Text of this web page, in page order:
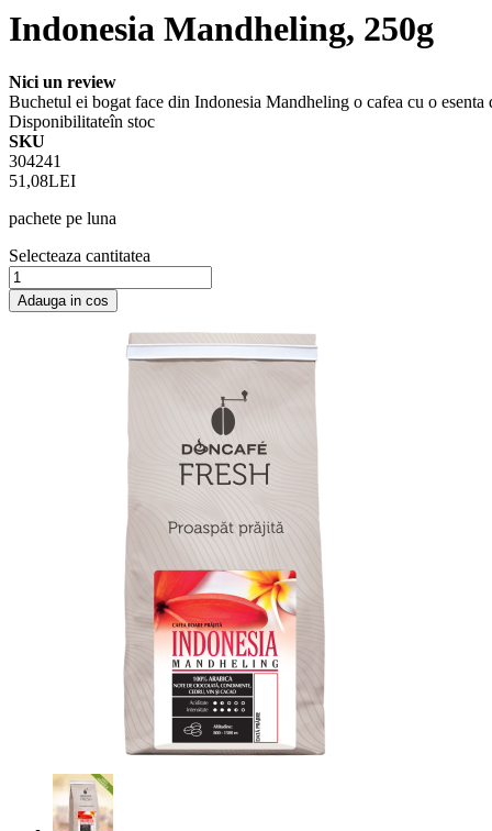
Indonesia Mandheling, 250g
Nici un review
Buchetul ei bogat face din Indonesia Mandheling o cafea cu o esenta
Disponibilitateîn stoc
SKU
304241
51,08LEI
pachete pe luna
Selecteaza cantitatea
Adauga in cos